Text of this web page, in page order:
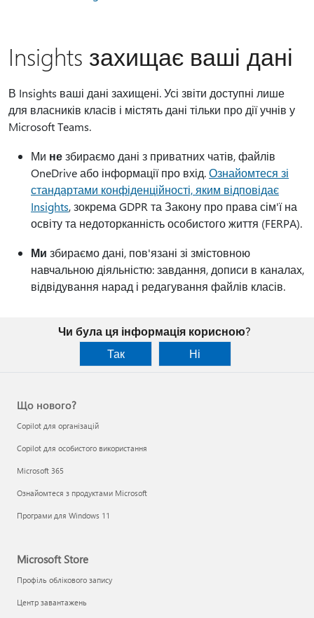
Insights захищає ваші дані
В Insights ваші дані захищені. Усі звіти доступні лише
для власників класів і містять дані тільки про дії учнів у
Microsoft Teams.
Ми незбираємо дані з приватних чатів, файлів
OneDrive або інформації про вхід.Ознайомтеся зі
стандартами конфіденційності, яким відповідає
Insights, зокрема GDPR та Закону про права сім'ї на
освіту та недоторканність особистого життя (FERPA).
Ми збираємо дані, пов'язані зі змістовною
навчальною діяльністю: завдання, дописи в каналах,
відвідування нарад і редагування файлів класів.
Чи була ця інформація корисною?
Так
Ні
Що нового?
Copilot для організацій
Copilot для особистого використання
Microsoft 365
Ознайомтеся з продуктами Microsoft
Програми для Windows 11
Microsoft Store
Профіль облікового запису
Центр завантажень